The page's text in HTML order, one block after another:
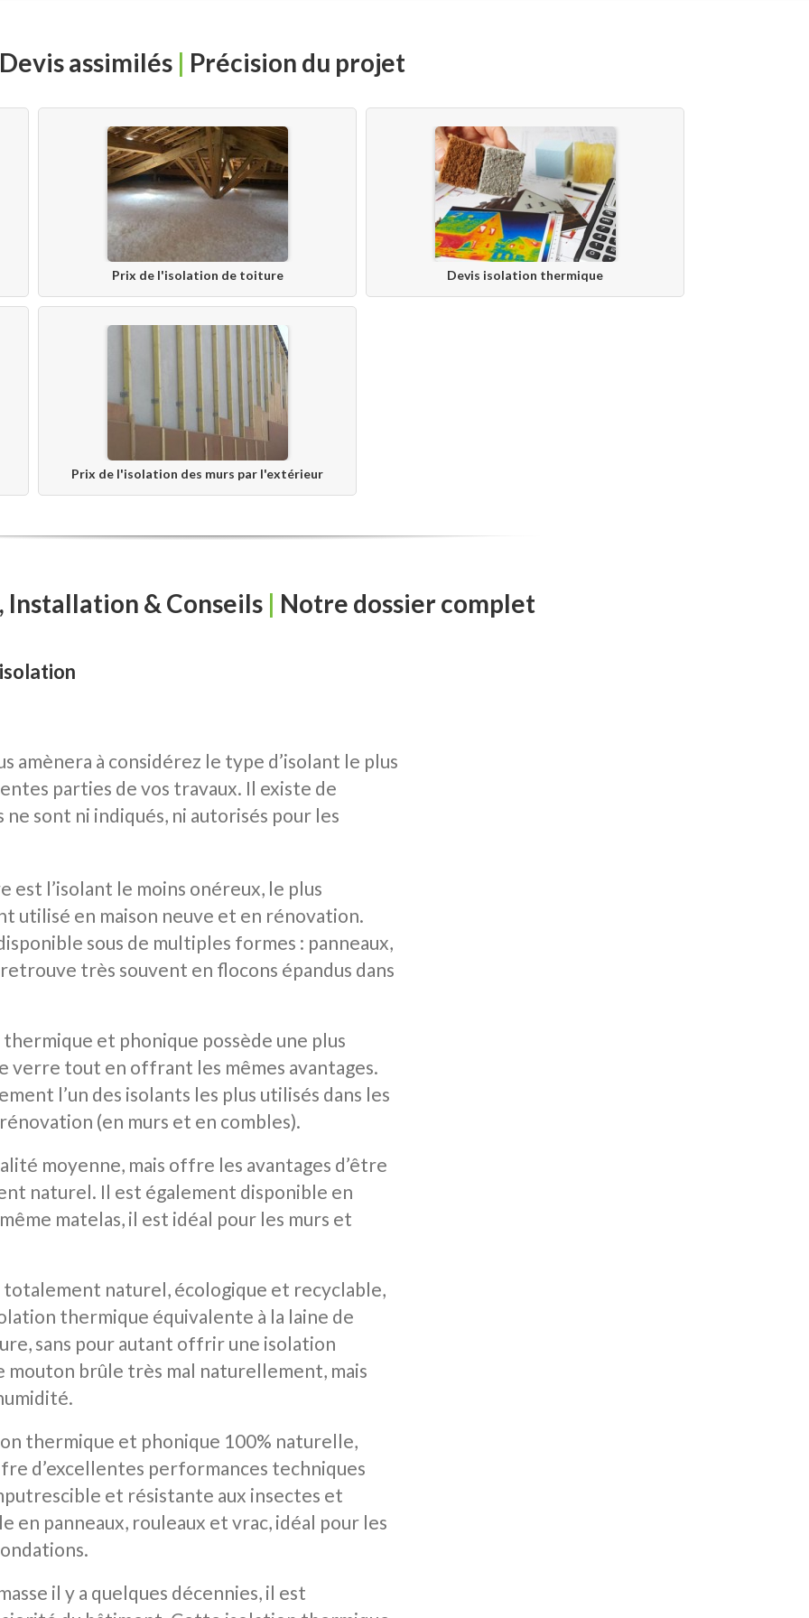
Devis assimilés | Précision du projet
Prix de l'isolation de toiture Devis isolation thermique
Prix de l'isolation des murs par l'extérieur
Installation & Conseils | Notre dossier complet
amènera à considérez le type d’isolant le plus
parties de vos travaux. Il existe de
sont ni indiqués, ni autorisés pour les
est l’isolant le moins onéreux, le plus
utilisé en maison neuve et en rénovation.
sous de multiples formes : panneaux,
très souvent en flocons épandus dans
et phonique possède une plus
verre tout en offrant les mêmes avantages.
l’un des isolants les plus utilisés dans les
(en murs et en combles).
moyenne, mais offre les avantages d’être
naturel. Il est également disponible en
matelas, il est idéal pour les murs et
naturel, écologique et recyclable,
thermique équivalente à la laine de
sans pour autant offrir une isolation
mouton brûle très mal naturellement, mais
thermique et phonique 100% naturelle,
d’excellentes performances techniques
et résistante aux insectes et
en panneaux, rouleaux et vrac, idéal pour les
il y a quelques décennies, il est